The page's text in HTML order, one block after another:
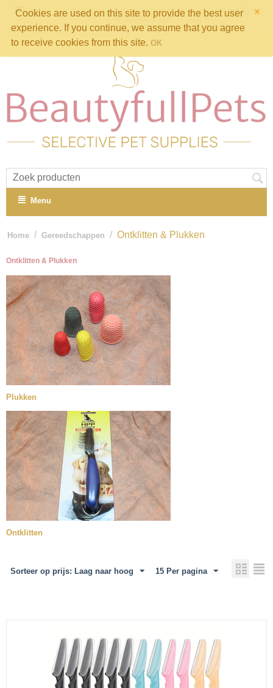
×
Cookies are used on this site to provide the best user
experience. If you continue, we assume that you agree
to receive cookies from this site. OK
Winkelwagen is leeg
Menu
Home / Gereedschappen / Ontklitten & Plukken
Ontklitten & Plukken
Plukken
Ontklitten
Sorteer op prijs: Laag naar hoog 15 Per pagina